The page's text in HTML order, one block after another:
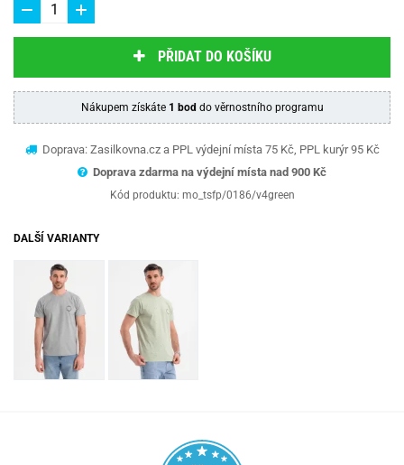
PŘIDAT DO KOŠÍKU
Nákupem získáte 1 bod do věrnostního programu
Doprava: Zasilkovna.cz a PPL výdejní místa 75 Kč, PPL kurýr 95 Kč
Doprava zdarma na výdejní místa nad 900 Kč
Kód produktu: mo_tsfp/0186/v4green
DALŠÍ VARIANTY